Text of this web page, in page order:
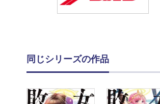
同じシリーズの作品